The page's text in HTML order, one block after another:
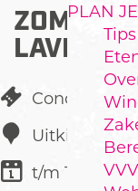
PLAN
Concert
Uitkijktoren
t/m 19 juni